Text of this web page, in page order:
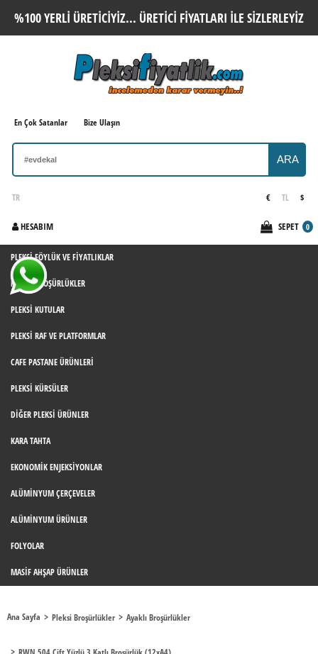
%100 YERLI ÜRETICIYIZ... ÜRETICI FIYATLARI ILE SIZLERLEYIZ
En Çok Satanlar Bize Ulaşın
ARA
TR
HESABIM
€ TL $
SEPET 0
PLEKSI FÖYLÜK VE FIYATLIKLAR
PLEKSI BROŞÜRLÜKLER
PLEKSI KUTULAR
PLEKSI RAF VE PLATFORMLAR
CAFE PASTANE ÜRÜNLERI
PLEKSI KÜRSÜLER
DIĞER PLEKSI ÜRÜNLER
KARA TAHTA
EKONOMIK ENJEKSIYONLAR
ALÜMINYUM ÇERÇEVELER
ALÜMINYUM ÜRÜNLER
FOLYOLAR
MASIF AHŞAP ÜRÜNLER
Ana Sayfa Pleksi Broşürlükler Ayaklı Broşürlükler